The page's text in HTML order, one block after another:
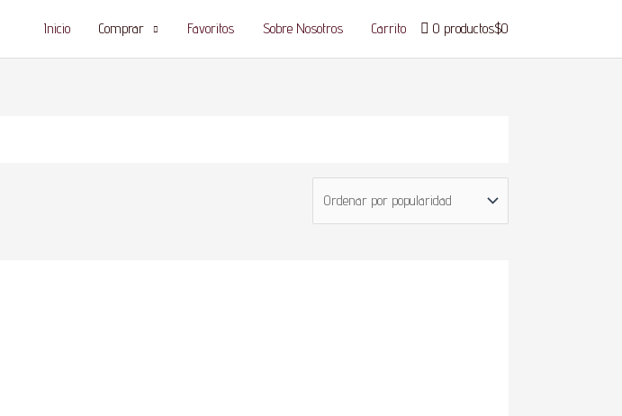
Inicio Comprar Favoritos Sobre Nosotros Carrito 0 productos$0